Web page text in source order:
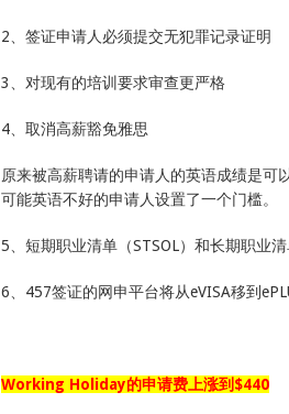
2、签证申请人必须提交无犯罪记录证明
3、对现有的培训要求审查更严格
4、取消高薪豁免雅思
原来被高薪聘请的申请人的英语成绩是可
可能英语不好的申请人设置了一个门槛。
5、短期职业清单（STSOL）和长期职业
6、457签证的网申平台将从eVISA移到
Working Holiday的申请费上涨到 $440